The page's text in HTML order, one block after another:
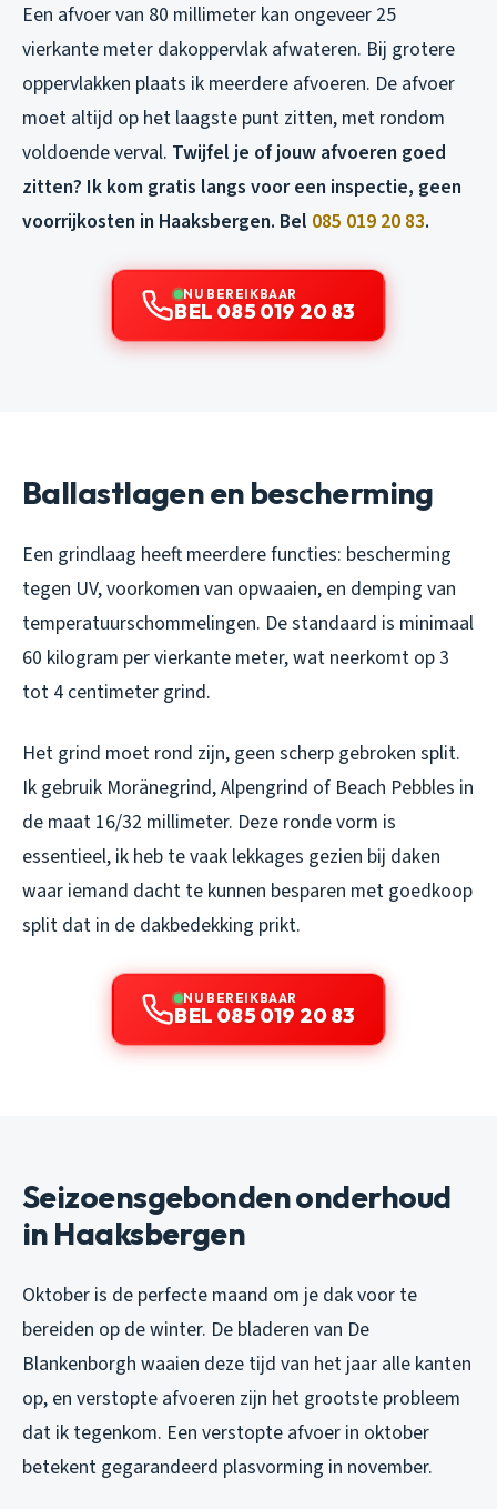
Een afvoer van 80 millimeter kan ongeveer 25
vierkante meter dakoppervlak afwateren. Bij grotere
oppervlakken plaats ik meerdere afvoeren. De afvoer
moet altijd op het laagste punt zitten, met rondom
voldoende verval. Twijfel je of jouw afvoeren goed
zitten? Ik kom gratis langs voor een inspectie, geen
voorrijkosten in Haaksbergen. Bel 085 019 20 83.
NU BEREIKBAAR
BEL 085 019 20 83
Ballastlagen en bescherming
Een grindlaag heeft meerdere functies: bescherming
tegen UV, voorkomen van opwaaien, en demping van
temperatuurschommelingen. De standaard is minimaal
60 kilogram per vierkante meter, wat neerkomt op 3
tot 4 centimeter grind.
Het grind moet rond zijn, geen scherp gebroken split.
Ik gebruik Moränegrind, Alpengrind of Beach Pebbles in
de maat 16/32 millimeter. Deze ronde vorm is
essentieel, ik heb te vaak lekkages gezien bij daken
waar iemand dacht te kunnen besparen met goedkoop
split dat in de dakbedekking prikt.
NU BEREIKBAAR
BEL 085 019 20 83
Seizoensgebonden onderhoud
in Haaksbergen
Oktober is de perfecte maand om je dak voor te
bereiden op de winter. De bladeren van De
Blankenborgh waaien deze tijd van het jaar alle kanten
op, en verstopte afvoeren zijn het grootste probleem
dat ik tegenkom. Een verstopte afvoer in oktober
betekent gegarandeerd plasvorming in november.